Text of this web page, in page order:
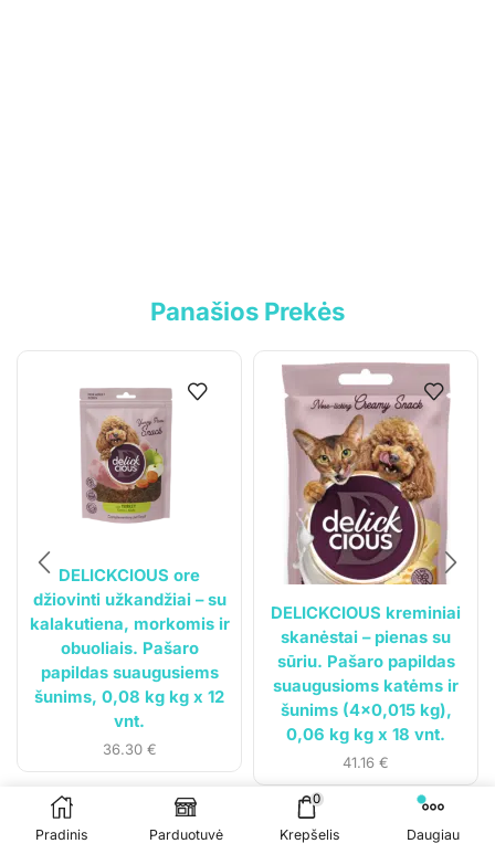
Panašios Prekės
DELICKCIOUS ore
džiovinti užkandžiai – su
kalakutiena, morkomis ir
obuoliais. Pašaro
papildas suaugusiems
šunims, 0,08 kg kg x 12
vnt.
36.30 €
DELICKCIOUS kreminiai
skanėstai – pienas su
sūriu. Pašaro papildas
suaugusioms katėms ir
šunims (4×0,015 kg),
0,06 kg kg x 18 vnt.
41.16 €
Privatumo politika
Pristatymo sąlygos
Klientams
Mano paskyra
Siuntos sekimas
© 2023Gyvūnų svajonė . Visos teisės saugomos.
Sprendimas: Čypas.lt
Pradinis Parduotuvė
0
Krepšelis Daugiau